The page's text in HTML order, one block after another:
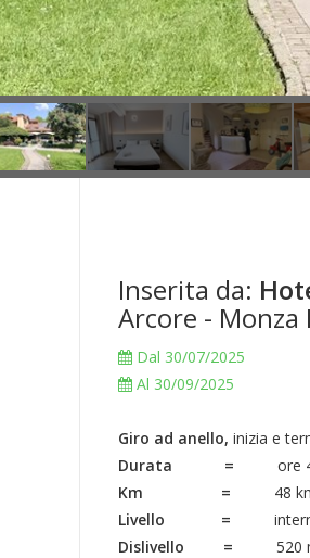
Inserita da:
Arcore - Monza
Dal 30/07/2025
Al 30/09/2025
Giro ad anello, inizia e
Durata =
ore
Km = 48
Livello =
Dislivello = 520